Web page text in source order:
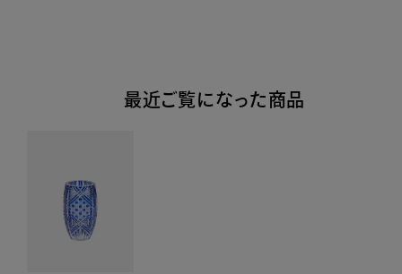
最近ご覧になった商品